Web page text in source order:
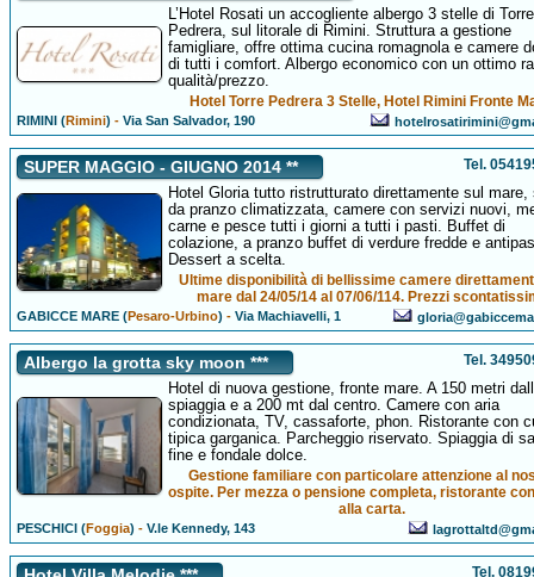
L’Hotel Rosati un accogliente albergo 3 stelle di Torre
Pedrera, sul litorale di Rimini. Struttura a gestione
famigliare, offre ottima cucina romagnola e camere
di tutti i comfort. Albergo economico con un ottimo
qualità/prezzo.
Hotel Torre Pedrera 3 Stelle, Hotel Rimini Fronte
RIMINI (Rimini) -Via San Salvador, 190
SUPER MAGGIO - GIUGNO 2014 ** Tel.
Hotel Gloria tutto ristrutturato direttamente sul mare,
da pranzo climatizzata, camere con servizi nuovi,
carne e pesce tutti i giorni a tutti i pasti. Buffet di
colazione, a pranzo buffet di verdure fredde e
Dessert a scelta.
Ultime disponibilità di bellissime camere
mare dal 24/05/14 al 07/06/114. Prezzi
GABICCE MARE (Pesaro-Urbino) -Via Machiavelli, 1
Albergo la grotta sky moon *** Tel.
Hotel di nuova gestione, fronte mare. A 150 metri
spiaggia e a 200 mt dal centro. Camere con aria
condizionata, TV, cassaforte, phon. Ristorante con
tipica garganica. Parcheggio riservato. Spiaggia di
fine e fondale dolce.
Gestione familiare con particolare attenzione al
ospite. Per mezza o pensione completa, ristorante
alla carta.
PESCHICI (Foggia) -V.le Kennedy, 143
Tel.